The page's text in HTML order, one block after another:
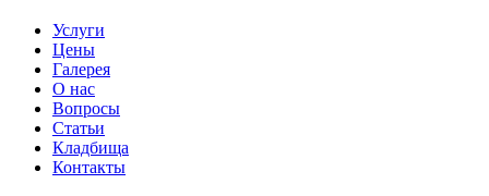
Услуги
Цены
Галерея
О нас
Вопросы
Статьи
Кладбища
Контакты